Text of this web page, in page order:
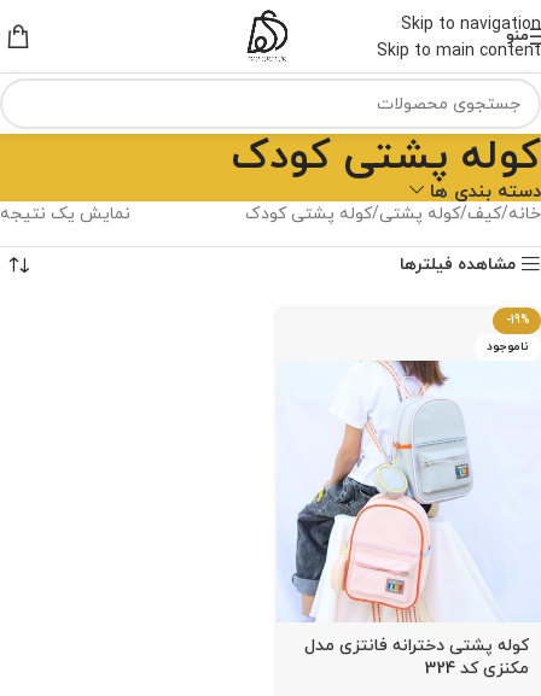
Skip to navigation
Skip to main content
منو
کوله پشتی کودک
دسته بندی ها
خانه کیف کوله پشتی کوله پشتی کودک نمایش یک نتیجه
مشاهده فیلترها
-19%
ناموجود
کوله پشتی دخترانه فانتزی مدل
مکنزی کد 324